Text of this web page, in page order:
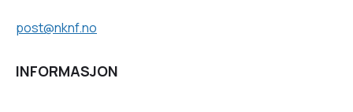
post@nknf.no
INFORMASJON